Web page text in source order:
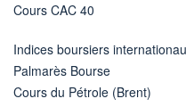
Cours CAC 40
Indices boursiers
Palmarès Bourse
Cours du Pétrole (Brent)